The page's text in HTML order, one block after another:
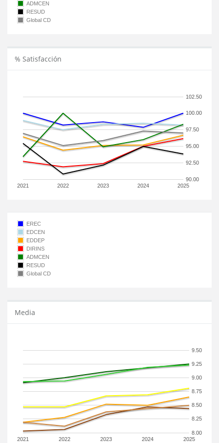
ADMCEN
RESUD
Global CD
% Satisfacción
2021 2022 2023 2024 2025
90.00
92.50
95.00
97.50
100.00
102.50
EREC
EDCEN
EDDEP
DIRINS
ADMCEN
RESUD
Global CD
Media
2021 2022 2023 2024 2025
8.00
8.25
8.50
8.75
9.00
9.25
9.50